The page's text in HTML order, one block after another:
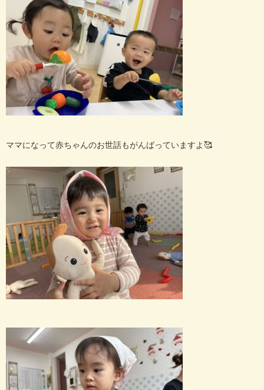
ママになって赤ちゃんのお世話もがんばっていますよ🥰